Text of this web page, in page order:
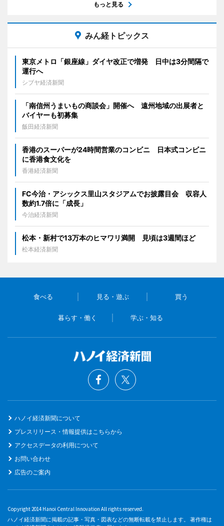
もっと見る
みん経トピックス
東京メトロ「銀座線」ダイヤ改正で増発 日中は3分間隔で
運行へ
シブヤ経済新聞
「南信州うまいもの商談会」開催へ 遠州地域の出展者と
バイヤーも初募集
飯田経済新聞
香港のスーパーが24時間営業のコンビニ 日本式コンビニ
に香港食文化を
香港経済新聞
FC今治・アシックス里山スタジアムでお披露目会 収容人
数約1.7倍に「成長」
今治経済新聞
松本・新村で13万本のヒマワリ満開 見頃は3週間ほど
松本経済新聞
食べる 見る・遊ぶ 買う
暮らす・働く 学ぶ・知る
ハノイ経済新聞について
プレスリリース・情報提供はこちらから
アクセスデータの利用について
お問い合わせ
広告のご案内
Copyright 2014 Hanoi Central Innovation All rights reserved.
ハノイ経済新聞に掲載の記事・写真・図表などの無断転載を禁止します。 著作権は